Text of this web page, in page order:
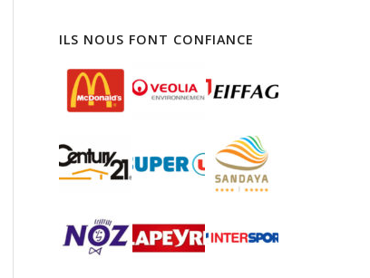
ILS NOUS FONT CONFIANCE